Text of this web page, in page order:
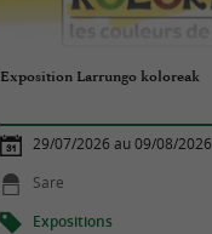
Exposition Larrungo koloreak
29/07/2026 au 09/08/2026
Sare
Expositions